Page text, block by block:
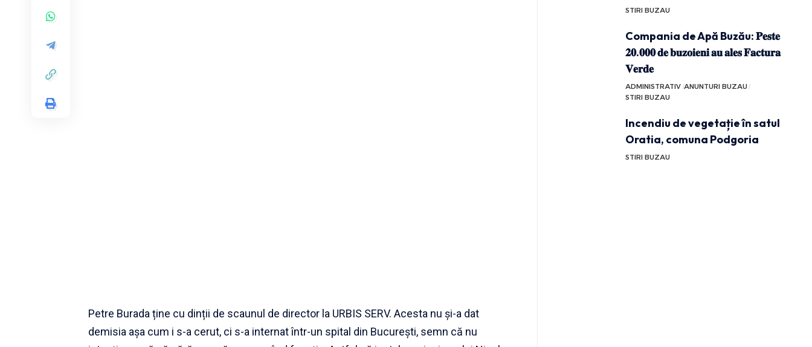
Petre Burada ține cu dinții de scaunul de director la URBIS SERV. Acesta nu și-a dat
demisia așa cum i s-a cerut, ci s-a internat într-un spital din București, semn că nu
STIRI BUZAU
Compania de Apă Buzău: 𝐏𝐞𝐬𝐭𝐞
𝟐𝟎.𝟎𝟎𝟎 𝐝𝐞 𝐛𝐮𝐳𝐨𝐢𝐞𝐧𝐢 𝐚𝐮 𝐚𝐥𝐞𝐬 𝐅𝐚𝐜𝐭𝐮𝐫𝐚
𝐕𝐞𝐫𝐝𝐞
ADMINISTRATIV ANUNTURI BUZAU
STIRI BUZAU
Incendiu de vegetație în satul
Oratia, comuna Podgoria
STIRI BUZAU